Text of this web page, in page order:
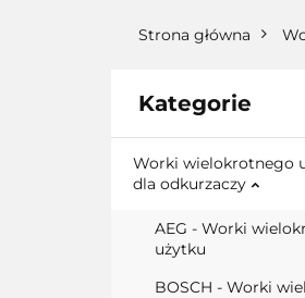
Strona główna
Kategorie
Worki wielokrotnego
dla odkurzaczy
AEG - Worki
użytku
BOSCH - Worki